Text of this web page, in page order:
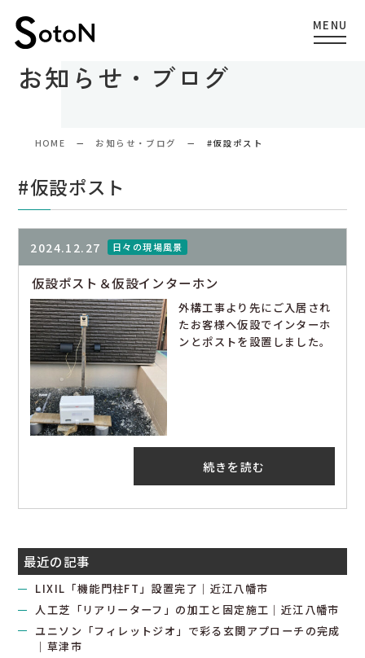
お知らせ・ブログ
HOME お知らせ・ブログ #仮設ポスト
#仮設ポスト
2024.12.27 日々の現場風景
仮設ポスト＆仮設インターホン
外構工事より先にご入居され
たお客様へ仮設でインターホ
ンとポストを設置しました。
続きを読む
最近の記事
LIXIL「機能門柱FT」設置完了｜近江八幡市
人工芝「リアリーターフ」の加工と固定施工｜近江八幡市
ユニソン「フィレットジオ」で彩る玄関アプローチの完成
｜草津市